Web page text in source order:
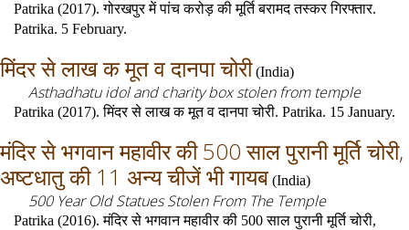
Patrika (2017). गोरखपुर में पांच करोड़ की मूर्ति बरामद तस्कर गिरफ्तार.
Patrika. 5 February.
मिंदर से लाख क मूत व दानपा चोरी (India)
Asthadhatu idol and charity box stolen from temple
Patrika (2017). मिंदर से लाख क मूत व दानपा चोरी. Patrika. 15 January.
मंदिर से भगवान महावीर की 500 साल पुरानी मूर्ति चोरी,
अष्टधातु की 11 अन्य चीजें भी गायब (India)
500 Year Old Statues Stolen From The Temple
Patrika (2016). मंदिर से भगवान महावीर की 500 साल पुरानी मूर्ति चोरी,